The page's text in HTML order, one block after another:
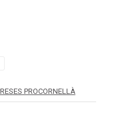
PROCORNELLÀ